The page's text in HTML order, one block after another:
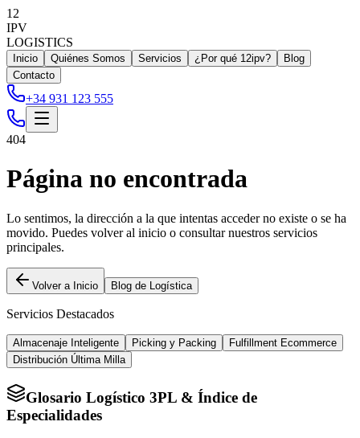
12
IPV
LOGISTICS
Inicio Quiénes Somos Servicios ¿Por qué 12ipv?
Blog
Contacto
+34 931 123 555
404
Página no encontrada
Lo sentimos, la dirección a la que intentas acceder no existe o se ha
movido. Puedes volver al inicio o consultar nuestros servicios
principales.
Volver a Inicio Blog de Logística
Servicios Destacados
Almacenaje Inteligente Picking y Packing
Fulfillment Ecommerce
Distribución Última Milla
Glosario Logístico 3PL & Índice de
Especialidades